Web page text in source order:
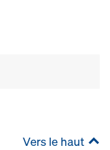
Vers le haut